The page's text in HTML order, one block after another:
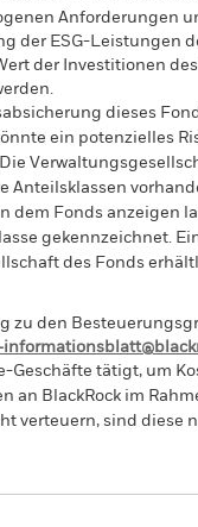
Anforderungen
der ESG-Leistungen
der Investitionen
dieses
ein potenzielles
Anteilsklassen
dem Fonds anzeigen
gekennzeichnet.
des Fonds
zu den
Geschäfte tätigt, um
an BlackRock im
verteuern, sind diese